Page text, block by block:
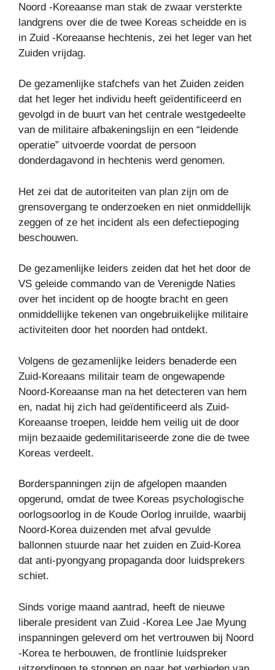
Noord -Koreaanse man stak de zwaar versterkte
landgrens over die de twee Koreas scheidde en is
in Zuid -Koreaanse hechtenis, zei het leger van het
Zuiden vrijdag.
De gezamenlijke stafchefs van het Zuiden zeiden
dat het leger het individu heeft geïdentificeerd en
gevolgd in de buurt van het centrale westgedeelte
van de militaire afbakeningslijn en een “leidende
operatie” uitvoerde voordat de persoon
donderdagavond in hechtenis werd genomen.
Het zei dat de autoriteiten van plan zijn om de
grensovergang te onderzoeken en niet onmiddellijk
zeggen of ze het incident als een defectiepoging
beschouwen.
De gezamenlijke leiders zeiden dat het het door de
VS geleide commando van de Verenigde Naties
over het incident op de hoogte bracht en geen
onmiddellijke tekenen van ongebruikelijke militaire
activiteiten door het noorden had ontdekt.
Volgens de gezamenlijke leiders benaderde een
Zuid-Koreaans militair team de ongewapende
Noord-Koreaanse man na het detecteren van hem
en, nadat hij zich had geïdentificeerd als Zuid-
Koreaanse troepen, leidde hem veilig uit de door
mijn bezaaide gedemilitariseerde zone die de twee
Koreas verdeelt.
Borderspanningen zijn de afgelopen maanden
opgerund, omdat de twee Koreas psychologische
oorlogsoorlog in de Koude Oorlog inruilde, waarbij
Noord-Korea duizenden met afval gevulde
ballonnen stuurde naar het zuiden en Zuid-Korea
dat anti-pyongyang propaganda door luidsprekers
schiet.
Sinds vorige maand aantrad, heeft de nieuwe
liberale president van Zuid -Korea Lee Jae Myung
inspanningen geleverd om het vertrouwen bij Noord
-Korea te herbouwen, de frontlinie luidspreker